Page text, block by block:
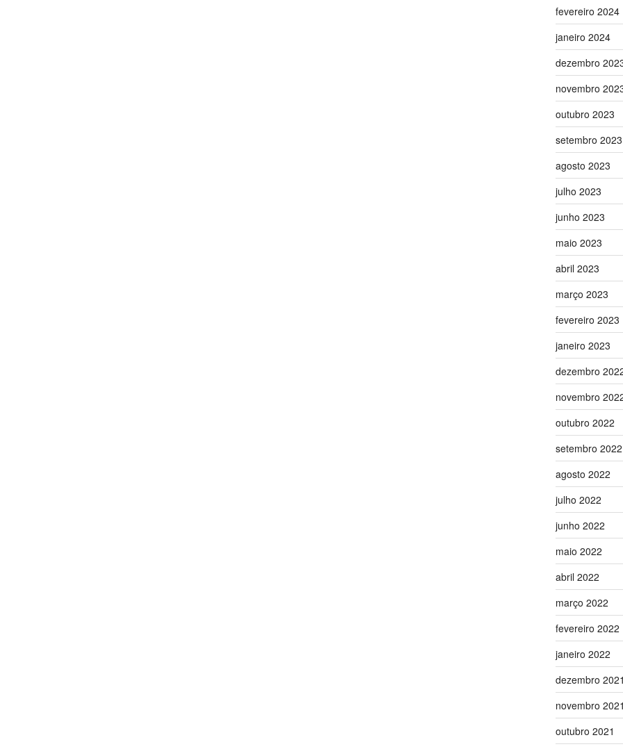
fevereiro 2024
janeiro 2024
dezembro
novembro
outubro 2023
setembro 2023
agosto 2023
julho 2023
junho 2023
maio 2023
abril 2023
março 2023
fevereiro 2023
janeiro 2023
dezembro
novembro
outubro 2022
setembro 2022
agosto 2022
julho 2022
junho 2022
maio 2022
abril 2022
março 2022
fevereiro 2022
janeiro 2022
dezembro
novembro
outubro 2021